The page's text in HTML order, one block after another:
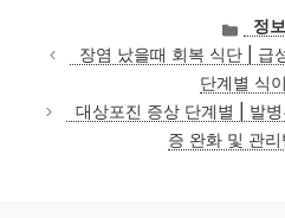
카
테
고
리
정보
장염 났을때 회복 식단 | 급
단계별 식
대상포진 증상 단계별 | 발
증 완화 및 관리